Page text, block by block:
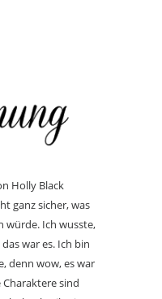
Holly Black
ganz sicher, was
würde. Ich wusste,
war es. Ich bin
denn wow, es war
sind